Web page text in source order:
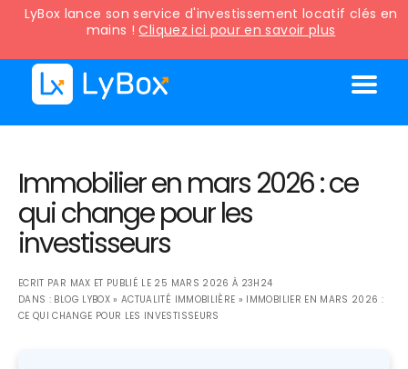
LyBox lance son service d'investissement locatif clés en
mains !Cliquez ici pour en savoir plus
Immobilier en mars 2026 : ce
qui change pour les
investisseurs
ECRIT PAR MAX ET PUBLIÉ LE 25 MARS 2026 À 23H24
DANS : BLOG LYBOX»ACTUALITÉ IMMOBILIÈRE » IMMOBILIER EN MARS 2026 :
CE QUI CHANGE POUR LES INVESTISSEURS